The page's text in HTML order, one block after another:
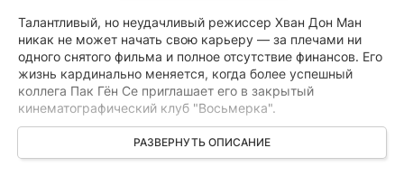
Талантливый, но неудачливый режиссер Хван Дон Ман
никак не может начать свою карьеру — за плечами ни
одного снятого фильма и полное отсутствие финансов. Его
жизнь кардинально меняется, когда более успешный
коллега Пак Гён Се приглашает его в закрытый
кинематографический клуб "Восьмерка".
В этом эксклюзивном сообществе собрались люди, так
или иначе связанные с миром кино. Каждый из них
РАЗВЕРНУТЬ ОПИСАНИЕ